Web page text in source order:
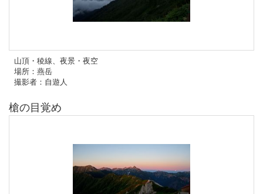
山頂・稜線、夜景・夜空
場所：燕岳
撮影者：自遊人
槍の目覚め